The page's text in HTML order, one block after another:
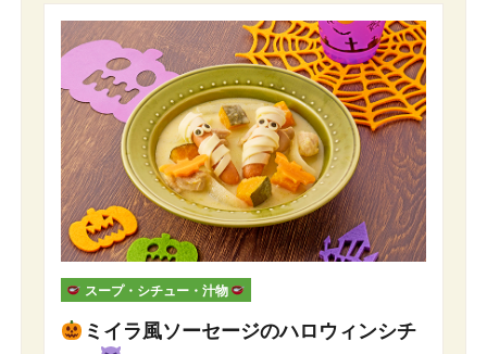
スープ・シチュー・汁物
ミイラ風ソーセージのハロウィンシチ